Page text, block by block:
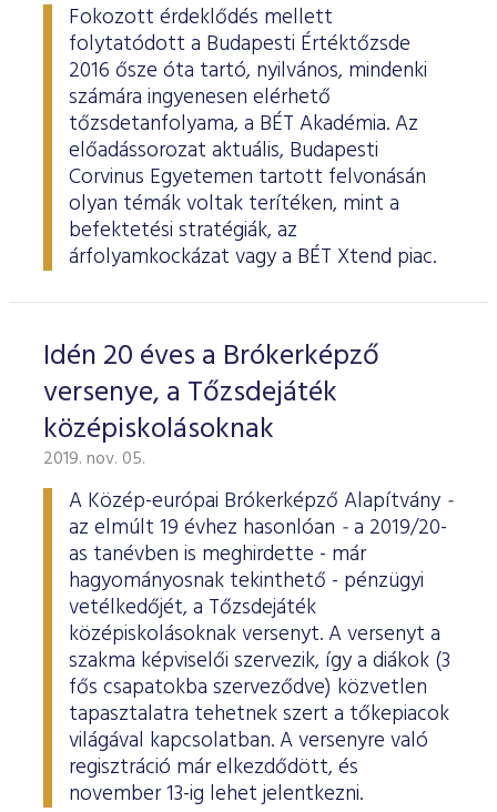
Fokozott érdeklődés mellett
folytatódott a Budapesti Értéktőzsde
2016 ősze óta tartó, nyilvános, mindenki
számára ingyenesen elérhető
tőzsdetanfolyama, a BÉT Akadémia. Az
előadássorozat aktuális, Budapesti
Corvinus Egyetemen tartott felvonásán
olyan témák voltak terítéken, mint a
befektetési stratégiák, az
árfolyamkockázat vagy a BÉT Xtend piac.
Idén 20 éves a Brókerképző
versenye, a Tőzsdejáték
középiskolásoknak
2019. nov. 05.
A Közép-európai Brókerképző Alapítvány -
az elmúlt 19 évhez hasonlóan -a 2019/20-
as tanévben is meghirdette - már
hagyományosnak tekinthető - pénzügyi
vetélkedőjét, a Tőzsdejáték
középiskolásoknak versenyt. A versenyt a
szakma képviselői szervezik, így a diákok (3
fős csapatokba szerveződve) közvetlen
tapasztalatra tehetnek szert a tőkepiacok
világával kapcsolatban. A versenyre való
regisztráció már elkezdődött, és
november 13-ig lehet jelentkezni.